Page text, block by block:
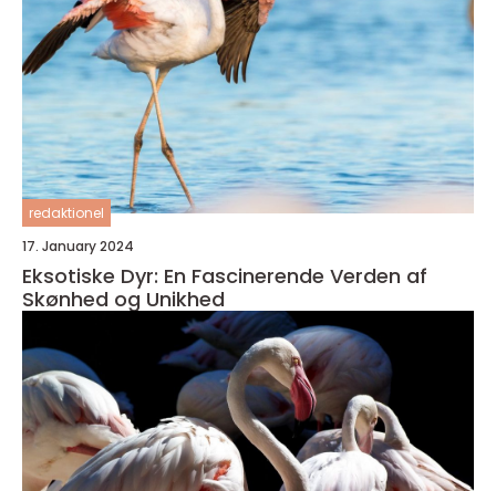
redaktionel
17. January 2024
Eksotiske Dyr: En Fascinerende Verden af
Skønhed og Unikhed